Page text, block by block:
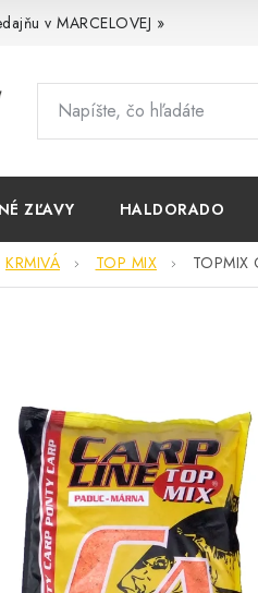
v MARCELOVEJ »
ZĽAVY HALDORADO
KRMIVÁ TOP MIX TOPMIX